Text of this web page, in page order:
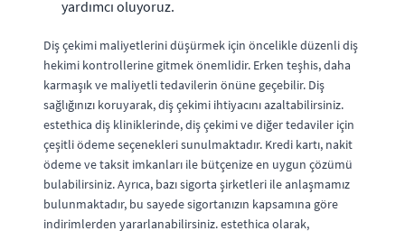
yardımcı oluyoruz.
Diş çekimi maliyetlerini düşürmek için öncelikle düzenli diş
hekimi kontrollerine gitmek önemlidir. Erken teşhis, daha
karmaşık ve maliyetli tedavilerin önüne geçebilir. Diş
sağlığınızı koruyarak, diş çekimi ihtiyacını azaltabilirsiniz.
estethica diş kliniklerinde, diş çekimi ve diğer tedaviler için
çeşitli ödeme seçenekleri sunulmaktadır. Kredi kartı, nakit
ödeme ve taksit imkanları ile bütçenize en uygun çözümü
bulabilirsiniz. Ayrıca, bazı sigorta şirketleri ile anlaşmamız
bulunmaktadır, bu sayede sigortanızın kapsamına göre
indirimlerden yararlanabilirsiniz. estethica olarak,